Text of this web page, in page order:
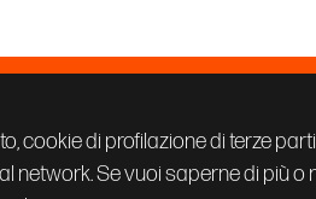
cookie di profilazione di terze
network. Se vuoi saperne di più
CREDITS